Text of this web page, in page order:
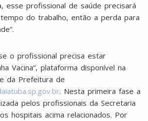
esse profissional de saúde precisará
do trabalho, então a perda para
o profissional precisa estar
Vacina”, plataforma disponível na
da Prefeitura de
. Nesta primeira fase a
pelos profissionais da Secretaria
hospitais acima relacionados. Por